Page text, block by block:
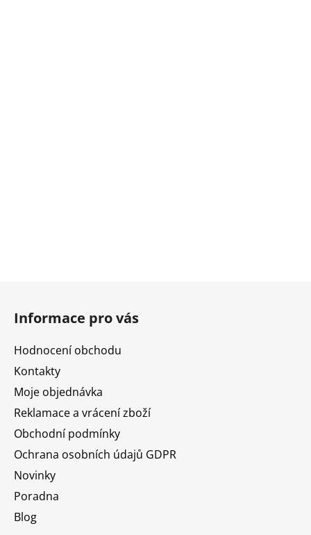
Informace pro vás
Hodnocení obchodu
Kontakty
Moje objednávka
Reklamace a vrácení zboží
Obchodní podmínky
Ochrana osobních údajů GDPR
Novinky
Poradna
Blog